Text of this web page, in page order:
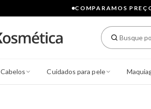
COMPARAMOS
Cabelos Cuidados para pele